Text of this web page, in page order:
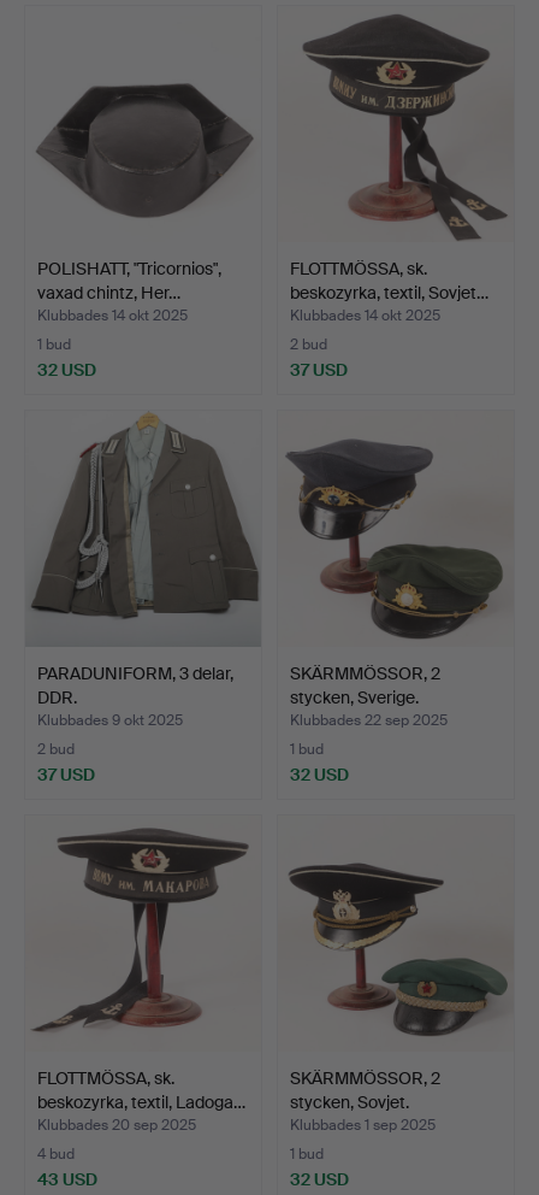
POLISHATT, "Tricornios",
vaxad chintz, Her…
Klubbades 14 okt 2025
1 bud
32 USD
FLOTTMÖSSA, sk.
beskozyrka, textil, Sovjet…
Klubbades 14 okt 2025
2 bud
37 USD
PARADUNIFORM, 3 delar,
DDR.
Klubbades 9 okt 2025
2 bud
37 USD
SKÄRMMÖSSOR, 2
stycken, Sverige.
Klubbades 22 sep 2025
1 bud
32 USD
FLOTTMÖSSA, sk.
beskozyrka, textil, Ladoga…
Klubbades 20 sep 2025
4 bud
43 USD
SKÄRMMÖSSOR, 2
stycken, Sovjet.
Klubbades 1 sep 2025
1 bud
32 USD